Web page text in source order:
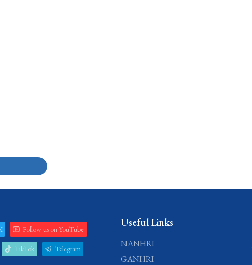
Follow us on YouTube
TikTok Telegram
Useful Links
NANHRI
GANHRI